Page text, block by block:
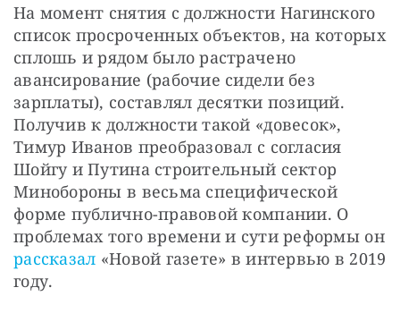
На момент снятия с должности Нагинского
список просроченных объектов, на которых
сплошь и рядом было растрачено
авансирование (рабочие сидели без
зарплаты), составлял десятки позиций.
Получив к должности такой «довесок»,
Тимур Иванов преобразовал с согласия
Шойгу и Путина строительный сектор
Минобороны в весьма специфической
форме публично-правовой компании. О
проблемах того времени и сути реформы он
рассказал «Новой газете» в интервью в 2019
году.